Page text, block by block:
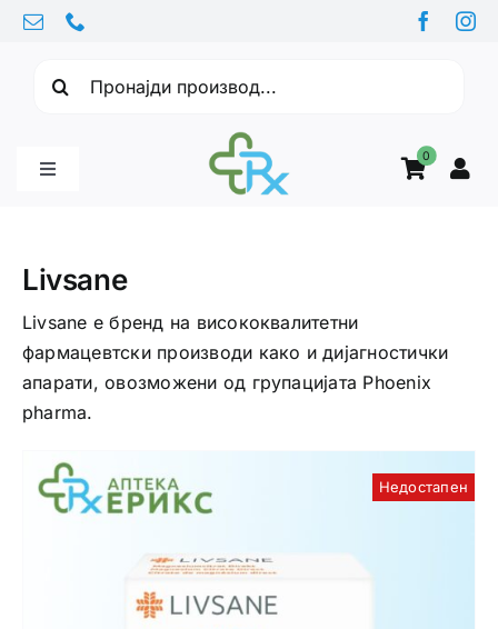
Skip
content
0
Toggle
Витамини
Здравје
Здравствени проблеми
Лична хигиена
Livsane
Livsane е бренд на висококвалитетни
фармацевтски производи како и дијагностички
апарати, овозможени од групацијата Phoenix
pharma.
Недостапен